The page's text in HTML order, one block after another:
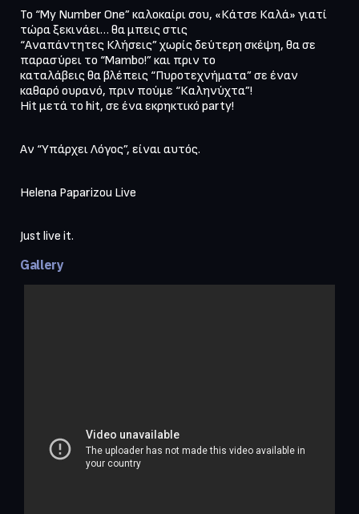
Το “My Number One” καλοκαίρι σου, «Κάτσε Καλά» γιατί
τώρα ξεκινάει… θα µπεις στις
“Αναπάντητες Κλήσεις” χωρίς δεύτερη σκέψη, θα σε
παρασύρει το “Mambo!” και πριν το
καταλάβεις θα βλέπεις “Πυροτεχνήµατα” σε έναν
καθαρό ουρανό, πριν πούμε “Καληνύχτα”!
Hit µετά το hit, σε ένα εκρηκτικό party!
Αν “Υπάρχει Λόγος”, είναι αυτός.
Helena Paparizou Live
Just live it.
Gallery